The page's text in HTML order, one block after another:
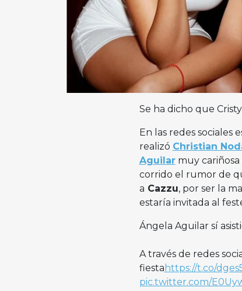
Se ha dicho que
En las redes
realizó Christian
Aguilarmuy cariñosa
corrido el rumor de
a Cazzu, por ser la
estaría invitada al
Ángela Aguilar sí
A través de redes
fiesta https://t.co/
pic.twitter.com/